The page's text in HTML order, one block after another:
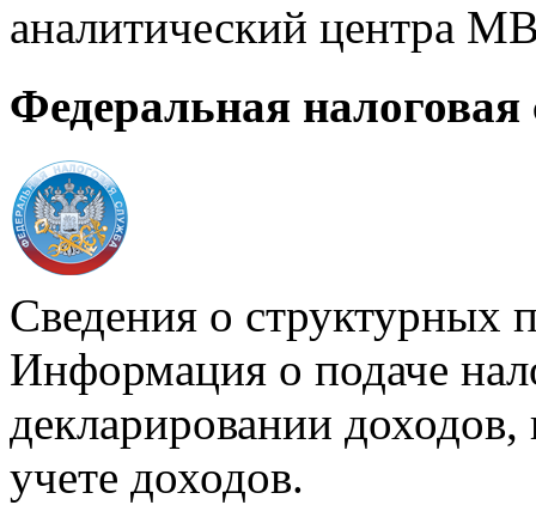
аналитический центра
Федеральная налоговая
Сведения о структурных
Информация о подаче
декларировании доходов,
учете доходов.